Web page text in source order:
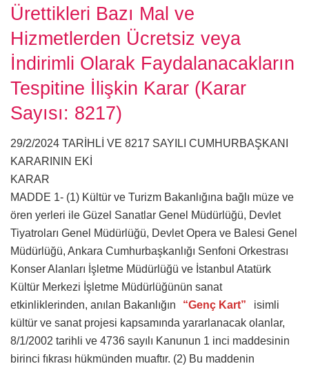
Ürettikleri Bazı Mal ve
Hizmetlerden Ücretsiz veya
İndirimli Olarak Faydalanacakların
Tespitine İlişkin Karar (Karar
Sayısı: 8217)
29/2/2024 TARİHLİ VE 8217 SAYILI CUMHURBAŞKANI
KARARININ EKİ
KARAR
MADDE 1- (1) Kültür ve Turizm Bakanlığına bağlı müze ve
ören yerleri ile Güzel Sanatlar Genel Müdürlüğü, Devlet
Tiyatroları Genel Müdürlüğü, Devlet Opera ve Balesi Genel
Müdürlüğü, Ankara Cumhurbaşkanlığı Senfoni Orkestrası
Konser Alanları İşletme Müdürlüğü ve İstanbul Atatürk
Kültür Merkezi İşletme Müdürlüğünün sanat
etkinliklerinden, anılan Bakanlığın
“Genç Kart”
isimli
kültür ve sanat projesi kapsamında yararlanacak olanlar,
8/1/2002 tarihli ve 4736 sayılı Kanunun 1 inci maddesinin
birinci fıkrası hükmünden muaftır. (2) Bu maddenin